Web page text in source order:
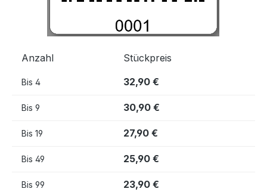
Anzahl Stückpreis
Bis 4 32,90 €
Bis 9 30,90 €
Bis 19 27,90 €
Bis 49 25,90 €
Bis 99 23,90 €